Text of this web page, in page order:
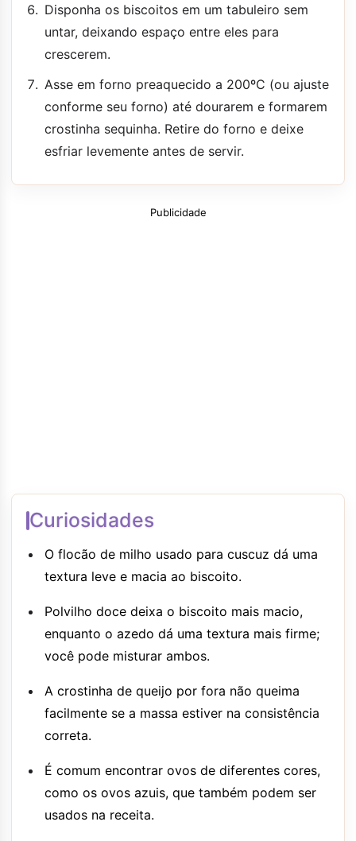
Disponha os biscoitos em um tabuleiro sem
untar, deixando espaço entre eles para
crescerem.
Asse em forno preaquecido a 200ºC (ou ajuste
conforme seu forno) até dourarem e formarem
crostinha sequinha. Retire do forno e deixe
esfriar levemente antes de servir.
Publicidade
Curiosidades
O flocão de milho usado para cuscuz dá uma
textura leve e macia ao biscoito.
Polvilho doce deixa o biscoito mais macio,
enquanto o azedo dá uma textura mais firme;
você pode misturar ambos.
A crostinha de queijo por fora não queima
facilmente se a massa estiver na consistência
correta.
É comum encontrar ovos de diferentes cores,
como os ovos azuis, que também podem ser
usados na receita.